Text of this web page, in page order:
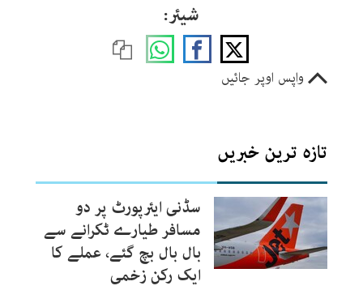
شیئر:
واپس اوپر جائیں
تازہ ترین خبریں
سڈنی ایئرپورٹ پر دو
مسافر طیارے ٹکرانے سے
بال بال بچ گئے، عملے کا
ایک رکن زخمی